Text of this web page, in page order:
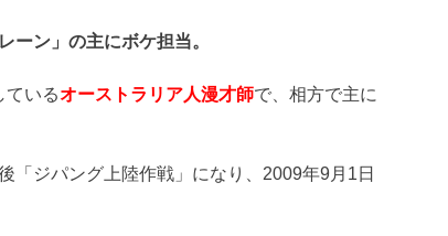
ーン」の主にボケ担当。
ているオーストラリア人漫才師で、相方で主に
「ジパング上陸作戦」になり、2009年9月1日